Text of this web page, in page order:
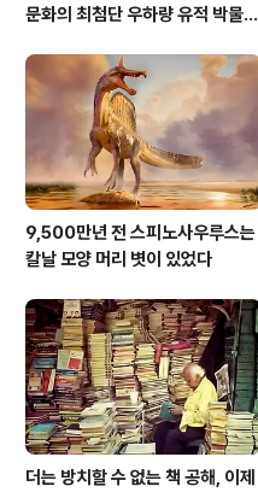
문화의 최첨단 우하량 유적 박물관
9,500만년 전 스피노사우루스는
칼날 모양 머리 볏이 있었다
더는 방치할 수 없는 책 공해, 이제